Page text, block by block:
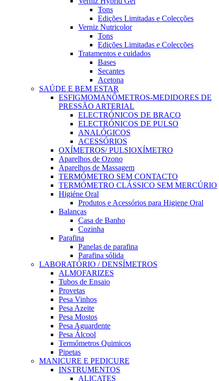
Tons
Edições Limitadas e Colecções
Verniz Nutricolor
Tons
Edições Limitadas e Colecções
Tratamentos e cuidados
Bases
Secantes
Acetona
SAÚDE E BEM ESTAR
ESFIGMOMANÔMETROS-MEDIDORES DE
PRESSÃO ARTERIAL
ELECTRÓNICOS DE BRAÇO
ELECTRÓNICOS DE PULSO
ANALÓGICOS
ACESSÓRIOS
OXÍMETROS/ PULSIOXÍMETRO
Aparelhos de Ozono
Aparelhos de Massagem
TERMÓMETRO SEM CONTACTO
TERMÓMETRO CLÁSSICO SEM MERCÚRIO
Higiéne Oral
Produtos e Acessórios para Higiene Oral
Balanças
Casa de Banho
Cozinha
Parafina
Panelas de parafina
Parafina sólida
LABORATÓRIO / DENSÍMETROS
ALMOFARIZES
Tubos de Ensaio
Provetas
Pesa Vinhos
Pesa Azeite
Pesa Mostos
Pesa Aguardente
Pesa Álcool
Termómetros Quimicos
Pipetas
MANICURE E PEDICURE
INSTRUMENTOS
ALICATES